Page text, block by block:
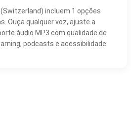
incluem 1 opções
Ouça qualquer voz, ajuste a
áudio MP3 com qualidade de
podcasts e acessibilidade.